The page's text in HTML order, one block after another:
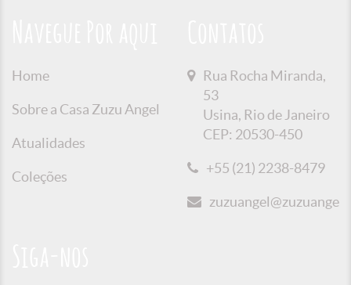
Home
Sobre a Casa Zuzu Angel
Atualidades
Coleções
Rua Rocha Miranda,
53
Usina, Rio de Janeiro
CEP: 20530-450
+55 (21) 2238-8479